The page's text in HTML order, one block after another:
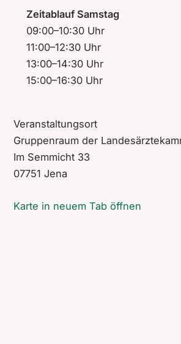
Zeitablauf Samstag
09:00–10:30 Uhr
11:00–12:30 Uhr
13:00–14:30 Uhr
15:00–16:30 Uhr
Veranstaltungsort
Gruppenraum der
Im Semmicht 33
07751 Jena
Eingebettete Karte ist erst nach
Karte in neuem Tab öffnen